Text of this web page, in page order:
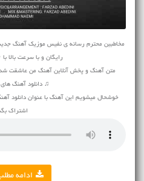
مخاطبین محترم رسانه ی نفیس موزیک آهنگ
رایگان و با سرعت بالا با 2 کیفیت دانلود کنید
متن آهنگ و پخش آنلاین آهنگ من عاشقت
♫ دانلود آهنگ
خوشحال میشویم این آهنگ با عنوان دانلود
اشتراک
ادامه